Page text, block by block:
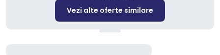
Vezi alte oferte similare